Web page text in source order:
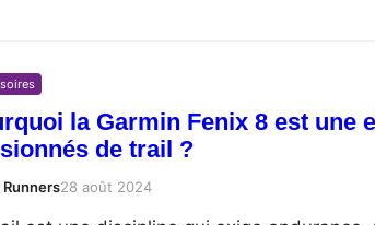
la Garmin Fenix 8 est une
de trail ?
Runners28 août 2024